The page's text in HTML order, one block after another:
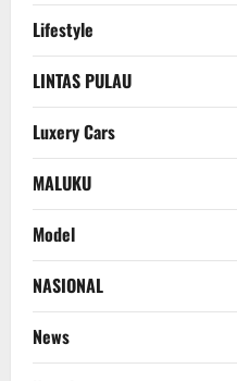
Lifestyle
LINTAS PULAU
Luxery Cars
MALUKU
Model
NASIONAL
News